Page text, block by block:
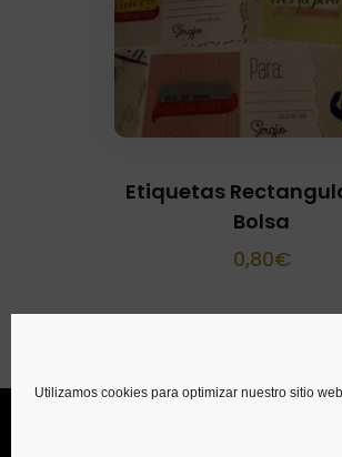
Utilizamos cookies para optimizar nuestro sitio
Etiquetas
Bolsa
0,80€